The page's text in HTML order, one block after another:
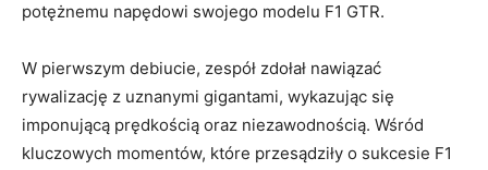
potężnemu napędowi swojego modelu F1 GTR.
W pierwszym debiucie, zespół zdołał nawiązać
rywalizację z uznanymi gigantami, wykazując się
imponującą prędkością oraz niezawodnością. Wśród
kluczowych momentów, które przesądziły o sukcesie F1